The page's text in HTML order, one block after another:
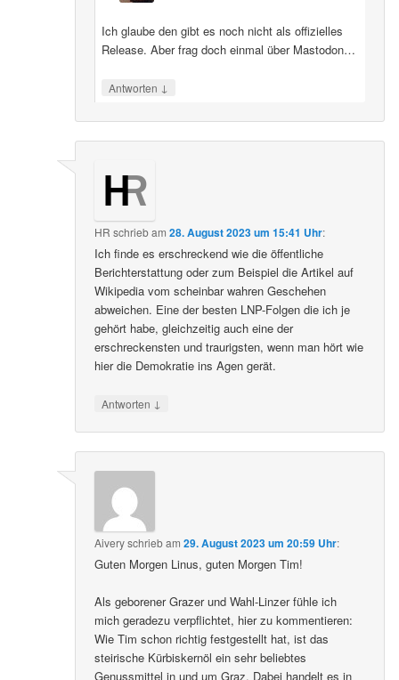
Ich glaube den gibt es noch nicht als offizielles
Release. Aber frag doch einmal über Mastodon…
Antworten ↓
HR schriebam28. August 2023 um 15:41 Uhr:
Ich finde es erschreckend wie die öffentliche
Berichterstattung oder zum Beispiel die Artikel auf
Wikipedia vom scheinbar wahren Geschehen
abweichen. Eine der besten LNP-Folgen die ich je
gehört habe, gleichzeitig auch eine der
erschreckensten und traurigsten, wenn man hört wie
hier die Demokratie ins Agen gerät.
Antworten ↓
Aiveryschriebam29. August 2023 um 20:59 Uhr:
Guten Morgen Linus, guten Morgen Tim!
Als geborener Grazer und Wahl-Linzer fühle ich
mich geradezu verpflichtet, hier zu kommentieren:
Wie Tim schon richtig festgestellt hat, ist das
steirische Kürbiskernöl ein sehr beliebtes
Genussmittel in und um Graz. Dabei handelt es in